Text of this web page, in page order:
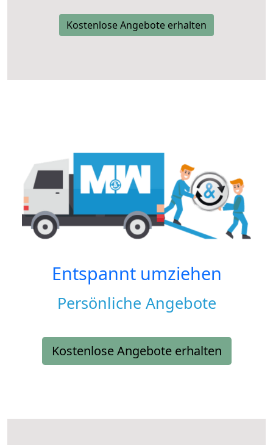
Kostenlose Angebote erhalten
Entspannt umziehen
Persönliche Angebote
Kostenlose Angebote erhalten